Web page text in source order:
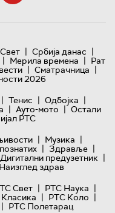
Свет | Србија данас |
| Мерила времена | Рат
| Сматрачница |
2026
| Тенис | Одбојка |
| Ауто-мото | Остали
РТС
| Музика |
| Здравље |
Дигитални предузетник |
Наизглед здрав
Свет | РТС Наука |
| РТС Коло |
| РТС Полетарац